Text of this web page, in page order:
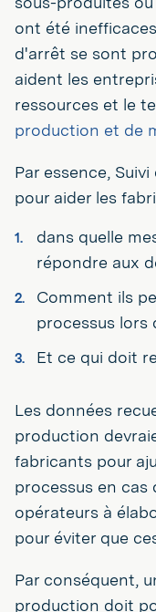
ont été
d'arrêt se sont
aident les
ressources et le
production et de
Par essence,
pour aider les
dans quelle
répondre aux
Comment ils
processus lors
Et ce qui doit
Les données
production
fabricants pour
processus en cas
opérateurs à
pour éviter que
Par conséquent,
production doit